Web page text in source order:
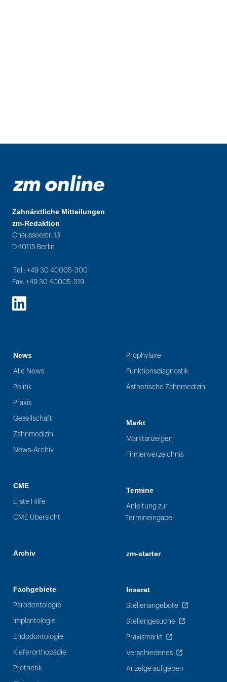
Zahnärztliche Mitteilungen
zm-Redaktion
Chausseestr. 13
D-10115 Berlin
Tel.: +49 30 40005-300
Fax: +49 30 40005-319
LinkedIn
News
Alle News
Politik
Praxis
Gesellschaft
Zahnmedizin
News-Archiv
CME
Erste Hilfe
CME Übersicht
Archiv
Fachgebiete
Parodontologie
Implantologie
Endodontologie
Kieferorthopädie
Prothetik
Prophylaxe
Funktionsdiagnostik
Ästhetische Zahnmedizin
Markt
Marktanzeigen
Firmenverzeichnis
Termine
Anleitung zur
Termineingabe
zm-starter
Inserat
Stellenangebote
Stellengesuche
Praxismarkt
Verschiedenes
Anzeige aufgeben